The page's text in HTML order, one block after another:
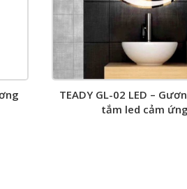
TEADY GL-02 LED –
tắm led cảm ứng